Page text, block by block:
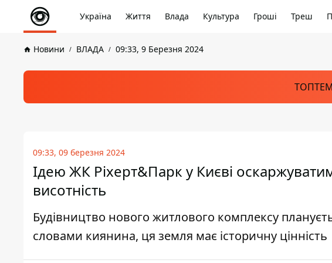
Україна Життя Влада Культура Гроші Треш
Новини ВЛАДА 09:33, 9 Березня 2024
09:33, 09 березня 2024
Ідею ЖК Ріхерт&Парк у Києві
висотність
Будівництво нового житлового комплексу
словами киянина, ця земля має історичну цінність